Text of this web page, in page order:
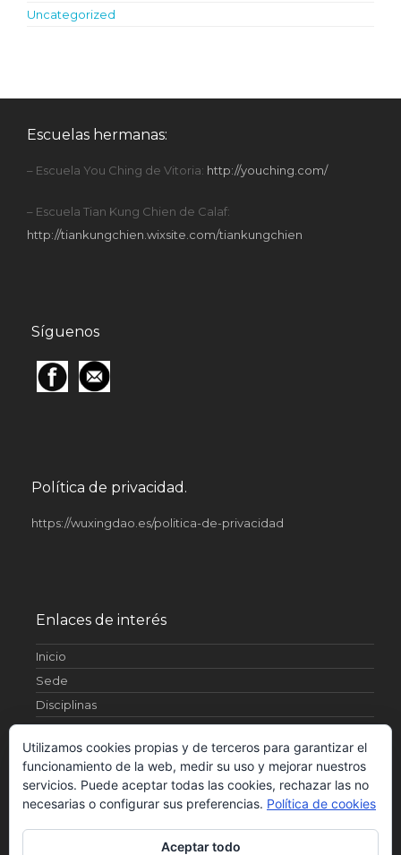
Uncategorized
Escuelas hermanas:
– Escuela You Ching de Vitoria: http://youching.com/
– Escuela Tian Kung Chien de Calaf:
http://tiankungchien.wixsite.com/tiankungchien
Síguenos
Política de privacidad.
https://wuxingdao.es/politica-de-privacidad
Enlaces de interés
Inicio
Sede
Disciplinas
Artículos
¿Quienes somos?
Fotos
Contacto
Utilizamos cookies propias y de terceros para garantizar el
funcionamiento de la web, medir su uso y mejorar nuestros
servicios. Puede aceptar todas las cookies, rechazar las no
necesarias o configurar sus preferencias. Política de cookies
Aceptar todo